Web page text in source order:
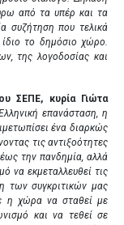
από τα υπέρ και τα
συζήτηση που τελικά
το δημόσιο χώρο.
της λογοδοσίας και
ΣΕΠΕ, κυρία Γιώτα
επανάσταση, η
ένα διαρκώς
τις αντιξοότητες
την πανδημία, αλλά
να εκμεταλλευθεί τις
των συγκριτικών μας
η χώρα να σταθεί με
και να τεθεί σε